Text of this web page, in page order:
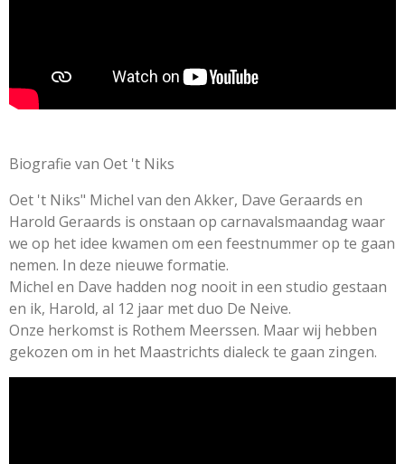
Biografie van Oet 't Niks
Oet 't Niks" Michel van den Akker, Dave Geraards en
Harold Geraards is onstaan op carnavalsmaandag waar
we op het idee kwamen om een feestnummer op te gaan
nemen. In deze nieuwe formatie.
Michel en Dave hadden nog nooit in een studio gestaan
en ik, Harold, al 12 jaar met duo De Neive.
Onze herkomst is Rothem Meerssen. Maar wij hebben
gekozen om in het Maastrichts dialeck te gaan zingen.